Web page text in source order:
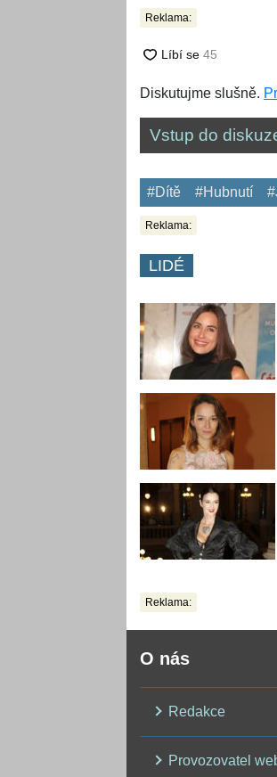
Reklama:
Diskutujme slušně.
Vstup do
#Dítě #Hubnutí
Reklama:
LIDÉ
Reklama:
O nás
Redakce
Provozovatel